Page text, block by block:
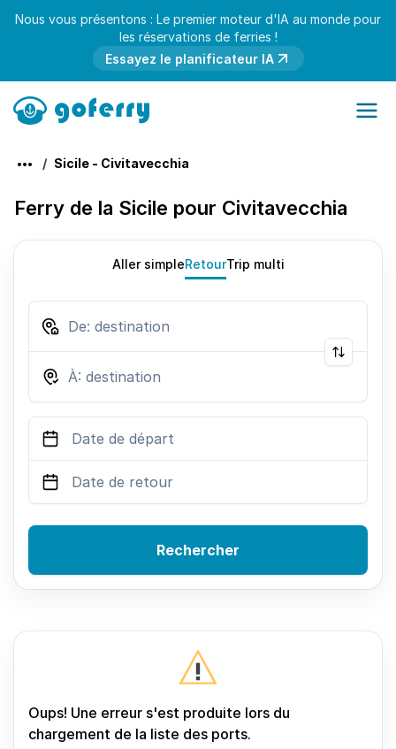
Nous vous présentons : Le premier moteur d'IA au monde pour
les réservations de ferries !
Essayez le planificateur IA
Sicile - Civitavecchia
Ferry de la Sicile pour Civitavecchia
Aller simpleRetourTrip multi
Rechercher
Oups! Une erreur s'est produite lors du
chargement de la liste des ports.